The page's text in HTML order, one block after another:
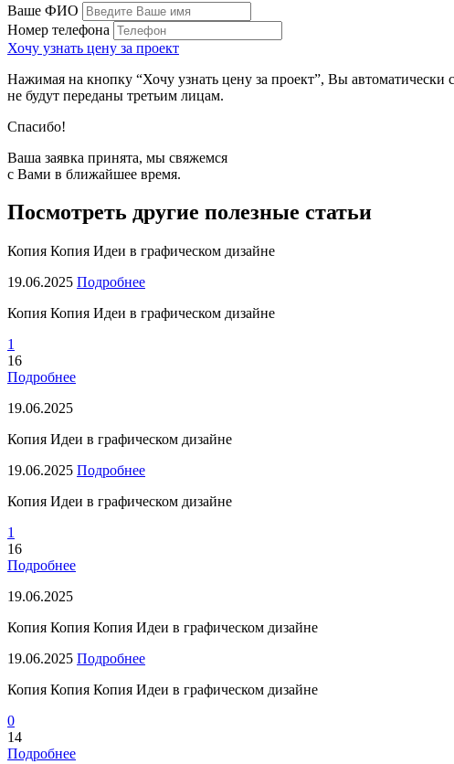
Ваше ФИО
Номер телефона
Хочу узнать цену за проект
Нажимая на кнопку “Хочу узнать цену за проект”, Вы автоматически
не будут переданы третьим лицам.
Спасибо!
Ваша заявка принята, мы свяжемся
с Вами в ближайшее время.
Посмотреть другие полезные статьи
Копия Копия Идеи в графическом дизайне
19.06.2025 Подробнее
Копия Копия Идеи в графическом дизайне
1
16
Подробнее
19.06.2025
Копия Идеи в графическом дизайне
19.06.2025 Подробнее
Копия Идеи в графическом дизайне
1
16
Подробнее
19.06.2025
Копия Копия Копия Идеи в графическом дизайне
19.06.2025 Подробнее
Копия Копия Копия Идеи в графическом дизайне
0
14
Подробнее